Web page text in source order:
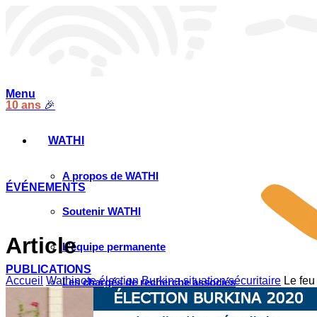
10 ans 🎉
ÉVÉNEMENTS
PUBLICATIONS
Menu
WATHI
A propos de WATHI
Soutenir WATHI
L’équipe permanente
Les chargés de recherche associés
Article
Accueil Wathinote élection Burkina situation sécuritaire Le